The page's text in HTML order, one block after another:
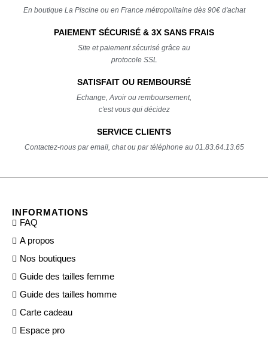
En boutique La Piscine ou en France métropolitaine dès 90€ d'achat
PAIEMENT SÉCURISÉ & 3X SANS FRAIS
Site et paiement sécurisé grâce au
protocole SSL
SATISFAIT OU REMBOURSÉ
Echange, Avoir ou remboursement,
c'est vous qui décidez
SERVICE CLIENTS
Contactez-nous par email, chat ou par téléphone au 01.83.64.13.65
INFORMATIONS
FAQ
A propos
Nos boutiques
Guide des tailles femme
Guide des tailles homme
Carte cadeau
Espace pro